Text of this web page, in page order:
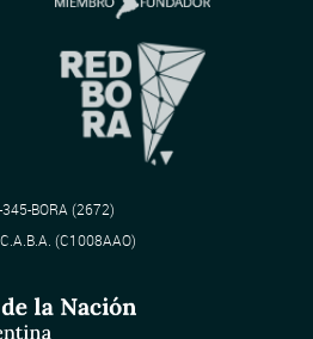
BORA (2672)
(C1008AAO)